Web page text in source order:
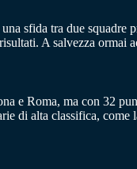
sfida tra due
A salvezza
e Roma, ma con 32
di alta classifica,